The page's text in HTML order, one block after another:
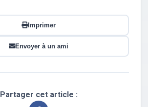
Imprimer
Envoyer à un ami
Partager cet article :